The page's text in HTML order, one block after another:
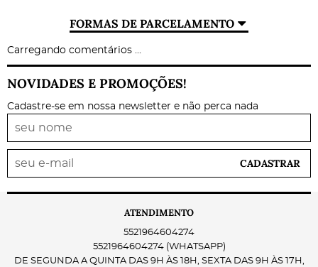
FORMAS DE PARCELAMENTO
Carregando comentários ...
NOVIDADES E PROMOÇÕES!
Cadastre-se em nossa newsletter e não perca nada
CADASTRAR
ATENDIMENTO
5521964604274
5521964604274 (WHATSAPP)
DE SEGUNDA A QUINTA DAS 9H ÀS 18H, SEXTA DAS 9H ÀS 17H,